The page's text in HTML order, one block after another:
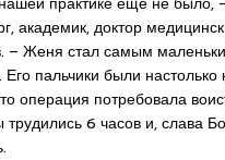
академик, доктор
– Женя стал самым
пальчики были настолько
операция потребовала
6 часов и, слава